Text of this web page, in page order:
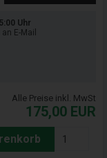
Uhr
E-Mail
Alle Preise inkl. MwSt
175,00 EUR